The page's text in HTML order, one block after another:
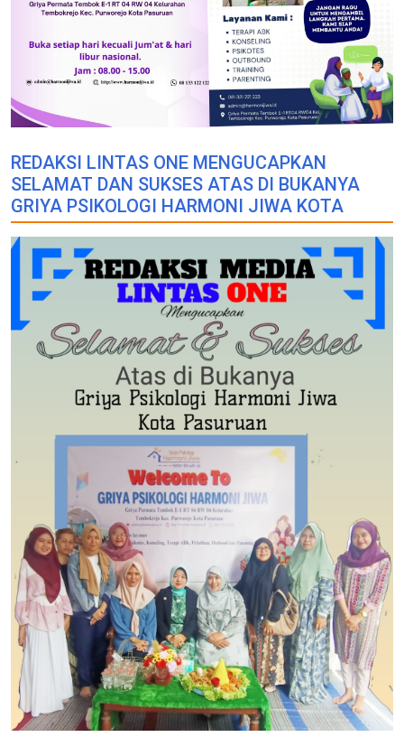
REDAKSI LINTAS ONE MENGUCAPKAN
SELAMAT DAN SUKSES ATAS DI BUKANYA
GRIYA PSIKOLOGI HARMONI JIWA KOTA